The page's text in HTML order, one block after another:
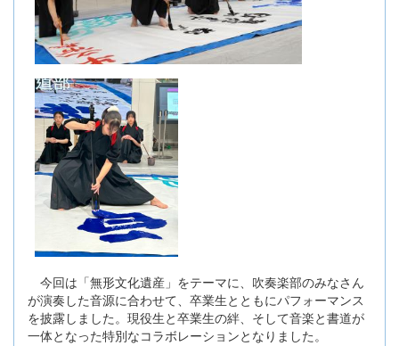
今回は「無形文化遺産」をテーマに、吹奏楽部のみなさん
が演奏した音源に合わせて、卒業生とともにパフォーマンス
を披露しました。現役生と卒業生の絆、そして音楽と書道が
一体となった特別なコラボレーションとなりました。